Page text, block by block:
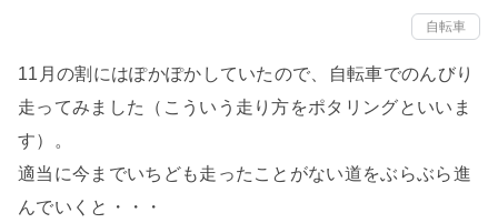
自転車
11月の割にはぽかぽかしていたので、自転車でのんびり
走ってみました（こういう走り方をポタリングといいま
す）。
適当に今までいちども走ったことがない道をぶらぶら進
んでいくと・・・